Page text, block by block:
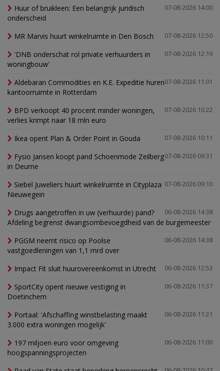
07-08-2026 14:00
Huur of bruikleen: Een belangrijk juridisch
onderscheid
07-08-2026 12:50
MR Marvis huurt winkelruimte in Den Bosch
07-08-2026 12:19
'DNB onderschat rol private verhuurders in
woningbouw'
07-08-2026 11:01
Aldebaran Commodities en K.E. Expeditie huren
kantoorruimte in Rotterdam
07-08-2026 10:22
BPD verkoopt 40 procent minder woningen,
verlies krimpt naar 18 mln euro
07-08-2026 10:11
Ikea opent Plan & Order Point in Gouda
07-08-2026 09:31
Fysio Jansen koopt pand Schoenmode Zeilberg
in Deurne
07-08-2026 09:10
Siebel Juweliers huurt winkelruimte in Cityplaza
Nieuwegein
06-08-2026 14:38
Drugs aangetroffen in uw (verhuurde) pand?
Afdeling begrenst dwangsombevoegdheid van de burgemeester
06-08-2026 14:38
PGGM neemt risico op Poolse
vastgoedleningen van 1,1 mrd over
06-08-2026 12:53
Impact Fit sluit huurovereenkomst in Utrecht
06-08-2026 11:37
SportCity opent nieuwe vestiging in
Doetinchem
06-08-2026 11:21
Portaal: 'Afschaffing winstbelasting maakt
3.000 extra woningen mogelijk'
06-08-2026 11:00
197 miljoen euro voor omgeving
hoogspanningsprojecten